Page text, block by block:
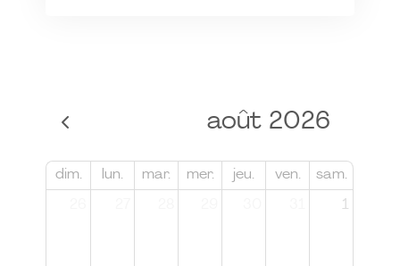
août 2026
dim. lun. mar. mer. jeu. ven. sam.
1